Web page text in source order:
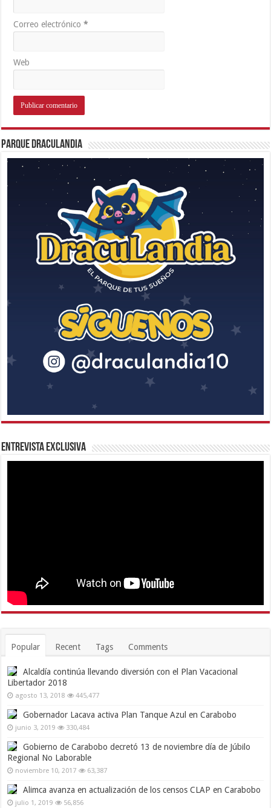
Correo electrónico*
Web
Parque Draculandia
Entrevista Exclusiva
Popular Recent Tags Comments
Alcaldía continúa llevando diversión con el Plan Vacacional
Libertador 2018
agosto 13, 2018 445,477
Gobernador Lacava activa Plan Tanque Azul en Carabobo
junio 3, 2019 330,484
Gobierno de Carabobo decretó 13 de noviembre día de Júbilo
Regional No Laborable
noviembre 10, 2017 63,387
Alimca avanza en actualización de los censos CLAP en Carabobo
julio 1, 2019 56,856